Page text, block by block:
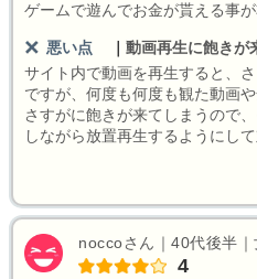
ゲームで遊んでお金が貰える事が
悪い点
動画再生に飽きが
サイト内で動画を再生すると、
ですが、何度も何度も観た動画
さすがに飽きが来てしまうので
しながら放置再生するようにし
noccoさん｜40代後半
4